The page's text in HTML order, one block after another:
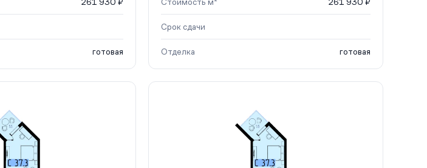
готовая
Срок сдачи
Отделка готовая